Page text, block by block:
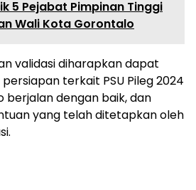
5 Pejabat Pimpinan Tinggi
Wali Kota Gorontalo
validasi diharapkan dapat
terkait PSU Pileg 2024
berjalan dengan baik, dan
yang telah ditetapkan oleh